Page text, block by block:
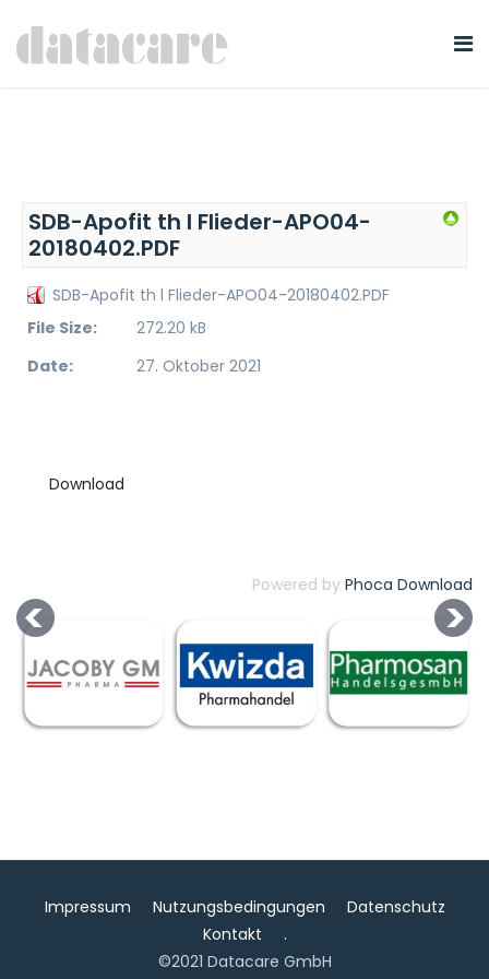
SDB-Apofit th l Flieder-APO04-
20180402.PDF
SDB-Apofit th l Flieder-APO04-20180402.PDF
File Size:
272.20 kB
Date:
27. Oktober 2021
Powered by Phoca Download
Impressum Nutzungsbedingungen
Datenschutz
Kontakt
.
©2021 Datacare GmbH